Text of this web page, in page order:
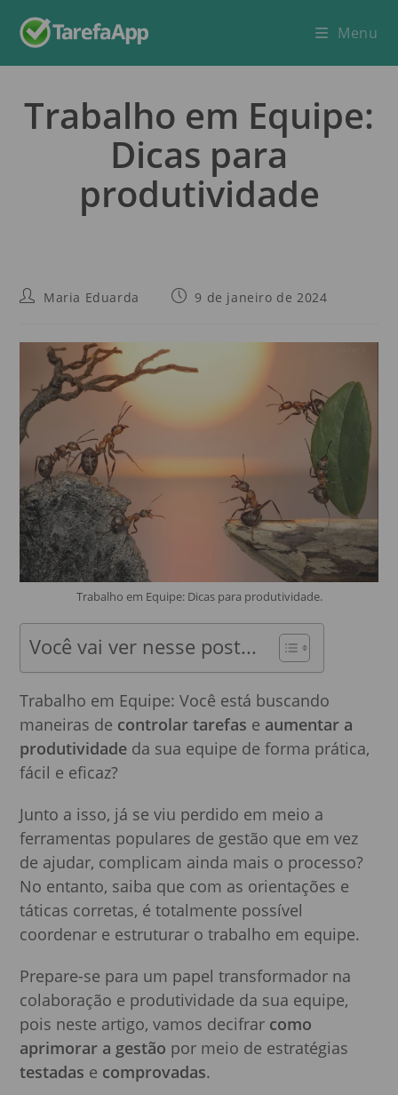
Menu
Trabalho em Equipe:
Dicas para
produtividade
Maria Eduarda 9 de janeiro de 2024
Trabalho em Equipe: Dicas para produtividade.
Você vai ver nesse post...
Trabalho em Equipe: Você está buscando
maneiras de controlar tarefas e aumentar a
produtividade da sua equipe de forma prática,
fácil e eficaz?
Junto a isso, já se viu perdido em meio a
ferramentas populares de gestão que em vez
de ajudar, complicam ainda mais o processo?
No entanto, saiba que com as orientações e
táticas corretas, é totalmente possível
coordenar e estruturar o trabalho em equipe.
Prepare-se para um papel transformador na
colaboração e produtividade da sua equipe,
pois neste artigo, vamos decifrar como
aprimorar a gestão por meio de estratégias
testadas e comprovadas.